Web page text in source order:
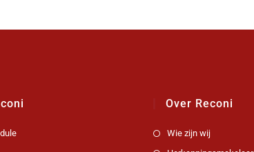
Over Reconi
Wie zijn wij